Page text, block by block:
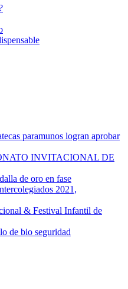
paramunos logran aprobar
INVITACIONAL DE
de oro en fase
2021,
& Festival Infantil de
de bio seguridad